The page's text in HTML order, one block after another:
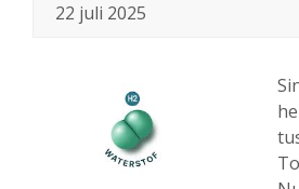
22 juli 2025